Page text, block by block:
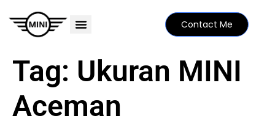
Contact Me
Tag: Ukuran MINI
Aceman